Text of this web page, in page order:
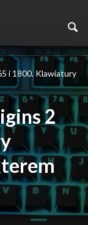
i 1800. Klawiatury
2